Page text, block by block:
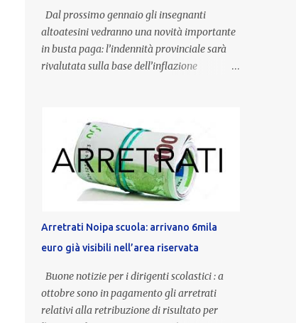
Dal prossimo gennaio gli insegnanti
altoatesini vedranno una novità importante
in busta paga: l’indennità provinciale sarà
rivalutata sulla base dell’inflazione
un’anzianità compresa tra 9 e 20 anni
potranno raggiungere fino a 1.002 euro lordi
annui. Il nuovo contratto provinciale
introduce inoltre un congedo speciale
dedicato alle donne vittime di violenza di
genere, in linea con la normativa nazionale e
con l’obiettivo di offrire maggiore tutela e
supporto in situazioni delicate. L’indennità
provinciale per i docenti è un unicum in
Italia: si tratta di una misura esclusiva della
Provincia autonoma di Bolzano, che integra
Arretrati Noipa scuola: arrivano 6mila
euro già visibili nell’area riservata
Buone notizie per i dirigenti scolastici : a
ottobre sono in pagamento gli arretrati
relativi alla retribuzione di risultato per